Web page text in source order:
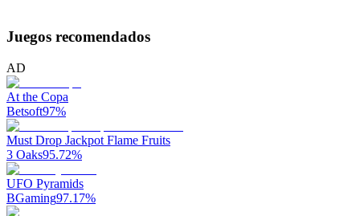
Juegos recomendados
AD
At the Copa
Betsoft97%
Must Drop Jackpot Flame Fruits
3 Oaks95.72%
UFO Pyramids
BGaming97.17%